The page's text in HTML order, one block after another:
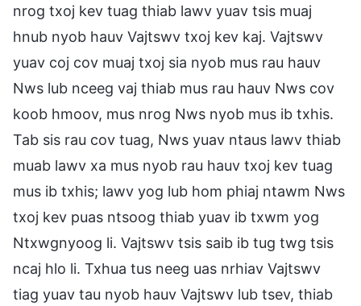
nrog txoj kev tuag thiab lawv yuav tsis muaj
hnub nyob hauv Vajtswv txoj kev kaj. Vajtswv
yuav coj cov muaj txoj sia nyob mus rau hauv
Nws lub nceeg vaj thiab mus rau hauv Nws cov
koob hmoov, mus nrog Nws nyob mus ib txhis.
Tab sis rau cov tuag, Nws yuav ntaus lawv thiab
muab lawv xa mus nyob rau hauv txoj kev tuag
mus ib txhis; lawv yog lub hom phiaj ntawm Nws
txoj kev puas ntsoog thiab yuav ib txwm yog
Ntxwgnyoog li. Vajtswv tsis saib ib tug twg tsis
ncaj hlo li. Txhua tus neeg uas nrhiav Vajtswv
tiag yuav tau nyob hauv Vajtswv lub tsev, thiab